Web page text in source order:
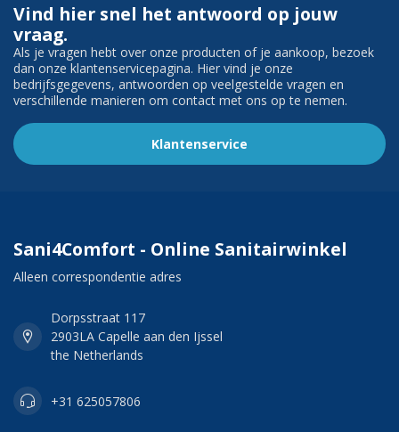
Vind hier snel het antwoord op jouw
vraag.
Als je vragen hebt over onze producten of je aankoop, bezoek
dan onze klantenservicepagina. Hier vind je onze
bedrijfsgegevens, antwoorden op veelgestelde vragen en
verschillende manieren om contact met ons op te nemen.
Klantenservice
Sani4Comfort - Online Sanitairwinkel
Alleen correspondentie adres
Dorpsstraat 117
2903LA Capelle aan den Ijssel
the Netherlands
+31 625057806